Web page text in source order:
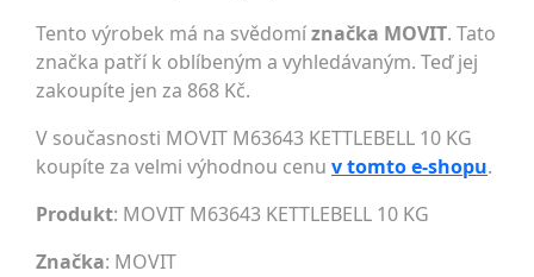
Tento výrobek má na svědomíznačka MOVIT. Tato
značka patří k oblíbeným a vyhledávaným. Teď jej
zakoupíte jen za 868 Kč.
V současnosti MOVIT M63643 KETTLEBELL 10 KG
koupíte za velmi výhodnou cenu v tomto e-shopu.
Produkt: MOVIT M63643 KETTLEBELL 10 KG
Značka: MOVIT